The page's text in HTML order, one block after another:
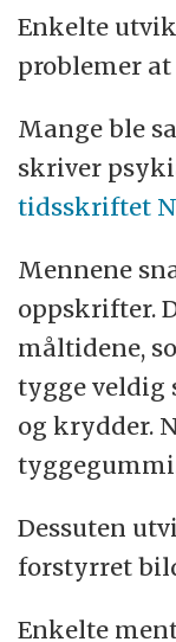
Enkelte
problemer
Mange ble
skriver
tidsskriftet
Mennene
oppskrifter.
måltidene,
tygge veldig
og krydder.
Dessuten
forstyrret
Enkelte